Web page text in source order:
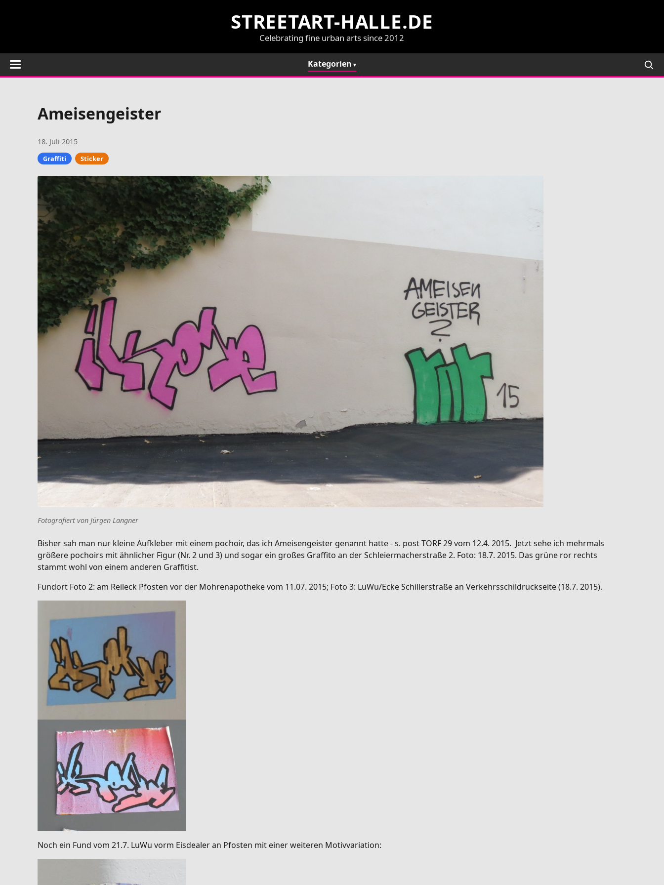
STREETART-HALLE.DE
Celebrating fine urban arts since 2012
Kategorien
Ameisengeister
18. Juli 2015
Graffiti Sticker
Fotografiert von Jürgen Langner
Bisher sah man nur kleine Aufkleber mit einem pochoir, das ich Ameisengeister genannt hatte - s. post TORF 29 vom 12.4. 2015. Jetzt sehe ich mehrmals
größere pochoirs mit ähnlicher Figur (Nr. 2 und 3) und sogar ein großes Graffito an der Schleiermacherstraße 2. Foto: 18.7. 2015. Das grüne ror rechts
stammt wohl von einem anderen Graffitist.
Fundort Foto 2: am Reileck Pfosten vor der Mohrenapotheke vom 11.07. 2015; Foto 3: LuWu/Ecke Schillerstraße an Verkehrsschildrückseite (18.7. 2015).
Noch ein Fund vom 21.7. LuWu vorm Eisdealer an Pfosten mit einer weiteren Motivvariation: